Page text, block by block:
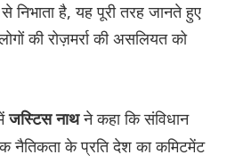
निभाता है, यह पूरी तरह जानते हुए
की रोज़मर्रा की असलियत को
जस्टिस नाथने कहा कि संविधान
नैतिकता के प्रति देश का कमिटमेंट